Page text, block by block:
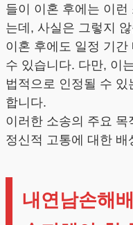
들이 이혼 후에는 이런
는데, 사실은 그렇지
이혼 후에도 일정 기
수 있습니다. 다만, 이
법적으로 인정될 수
합니다.
이러한 소송의 주요
정신적 고통에 대한 배
내연남손해